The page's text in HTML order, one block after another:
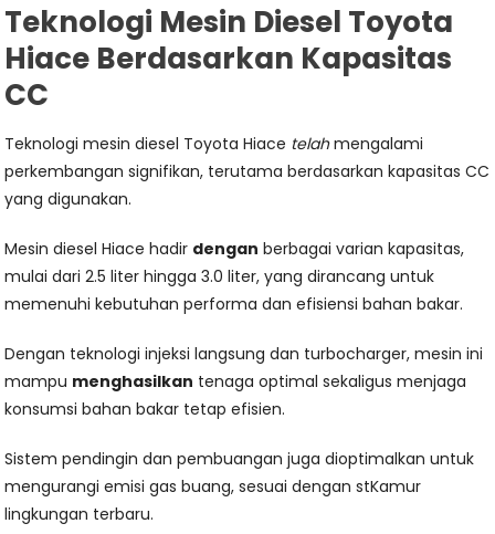
Teknologi Mesin Diesel Toyota
Hiace Berdasarkan Kapasitas
CC
Teknologi mesin diesel Toyota Hiace telahmengalami
perkembangan signifikan, terutama berdasarkan kapasitas CC
yang digunakan.
Mesin diesel Hiace hadir dengan berbagai varian kapasitas,
mulai dari 2.5 liter hingga 3.0 liter, yang dirancang untuk
memenuhi kebutuhan performa dan efisiensi bahan bakar.
Dengan teknologi injeksi langsung dan turbocharger, mesin ini
mampu menghasilkan tenaga optimal sekaligus menjaga
konsumsi bahan bakar tetap efisien.
Sistem pendingin dan pembuangan juga dioptimalkan untuk
mengurangi emisi gas buang, sesuai dengan stKamur
lingkungan terbaru.